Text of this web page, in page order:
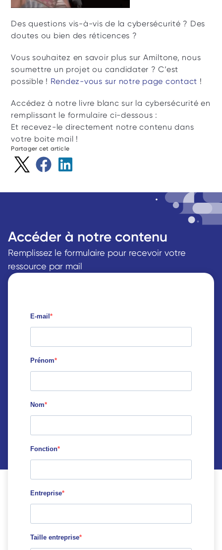
Des questions vis-à-vis de la cybersécurité ? Des
doutes ou bien des réticences ?
Vous souhaitez en savoir plus sur Amiltone, nous
soumettre un projet ou candidater ? C’est
possible ! Rendez-vous sur notre page contact !
Accédez à notre livre blanc sur la cybersécurité en
remplissant le formulaire ci-dessous :
Et recevez-le directement notre contenu dans
votre boite mail !
Partager cet article
Accéder à notre contenu
Remplissez le formulaire pour recevoir votre
ressource par mail